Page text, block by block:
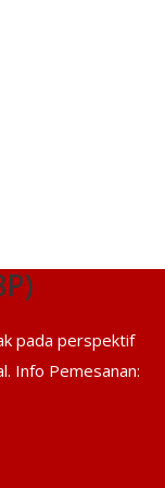
pada perspektif
Info Pemesanan: